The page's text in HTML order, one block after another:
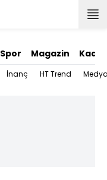
Spor Magazin Kadın
İnanç HT Trend